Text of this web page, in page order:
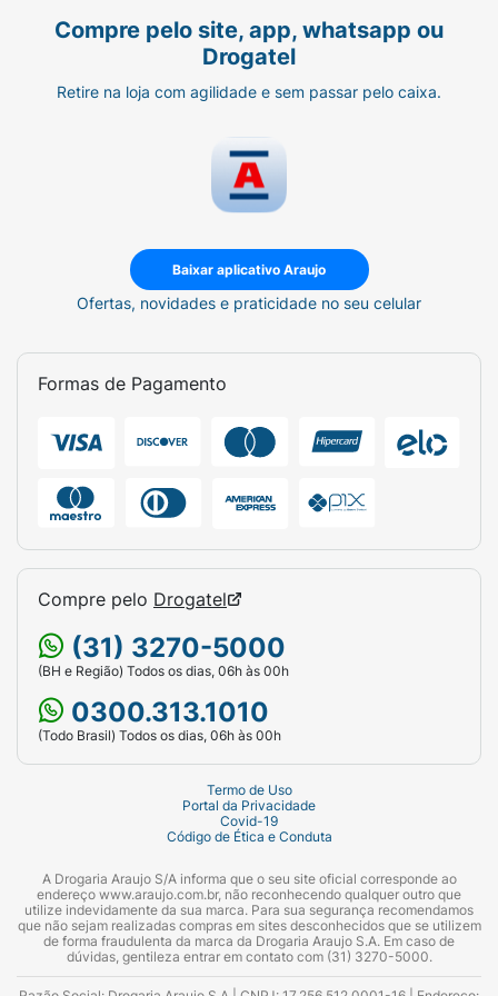
Ingredientes:
BUTYL ACETATE, TOLUENE, ETHYL
FORMALDEHYDE RESIN, ISOPROPYL
ALCOHOL, ACETYL TRIBUTYL CITRATE,
SILICA DIMETHYL SILYLATE,
METHOXYCINNAMATE, ALCOHOL,
ETHYLHEXYL SALICYLATE, BUTYL
METHOXYDIBENZOYLMETHANE.
Pode Conter:
CI 15850, CI 15880, CI 19140, CI 42090, CI
45410, CI 60730, CI 77007, CI 77019, CI
77266, CI 77491, CI 77510, CI 77742, CI 77891,
ACID/NEOPENTYL GLYCOL/TRIMELLITIC
CALCIUM SODIUM SILICATE, ALUMINUM
ALCOHOL, ETHYLCELLULOSE, N-BUTYL
ALCOHOL,
NORBORNANEDIAMINE/RESORCINOL
PHOSPHORIC ACID, POLYURETHANE-11,
SILICA, SYNTHETIC FLUORPHLOGOPITE,
STEARALKONIUM BENTONITE, TIN OXIDE.
Compre pelo site, app, whatsapp ou
Drogatel
Retire na loja com agilidade e sem passar pelo caixa.
Baixar aplicativo Araujo
Ofertas, novidades e praticidade no seu celular
Formas de Pagamento
Compre pelo Drogatel
(31) 3270-5000
(BH e Região) Todos os dias, 06h às 00h
0300.313.1010
(Todo Brasil) Todos os dias, 06h às 00h
Termo de Uso
Portal da Privacidade
Covid-19
Código de Ética e Conduta
A Drogaria Araujo S/A informa que o seu site oficial corresponde ao
endereço www.araujo.com.br, não reconhecendo qualquer outro que
utilize indevidamente da sua marca. Para sua segurança recomendamos
que não sejam realizadas compras em sites desconhecidos que se utilizem
de forma fraudulenta da marca da Drogaria Araujo S.A. Em caso de
dúvidas, gentileza entrar em contato com (31) 3270-5000.